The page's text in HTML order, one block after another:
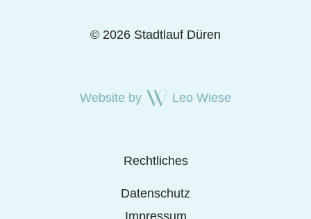
© 2026 Stadtlauf Düren
Website by Leo Wiese
Rechtliches
Datenschutz
Impressum